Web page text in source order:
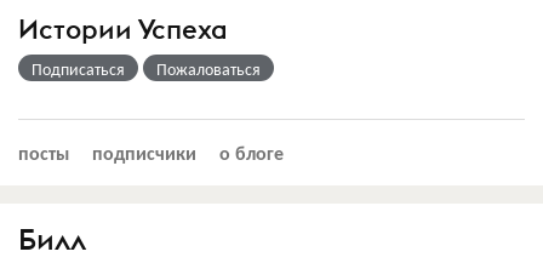
Истории Успеха
Подписаться Пожаловаться
посты подписчики о блоге
Билл